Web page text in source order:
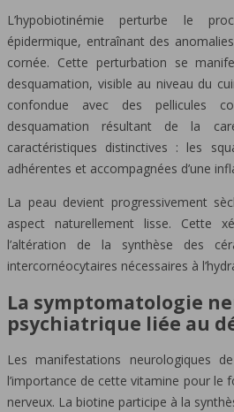
L’hypobiotinémie perturbe le
épidermique, entraînant des
cornée. Cette perturbation se
desquamation, visible au niveau du
confondue avec des pellicules
desquamation résultant de la
caractéristiques distinctives : les
adhérentes et accompagnées d’une
La peau devient progressivement
aspect naturellement lisse. Cette
l’altération de la synthèse des
intercornéocytaires nécessaires à
La symptomatologie
psychiatrique liée au
Les manifestations neurologiques
l’importance de cette vitamine pour le
nerveux. La biotine participe à la